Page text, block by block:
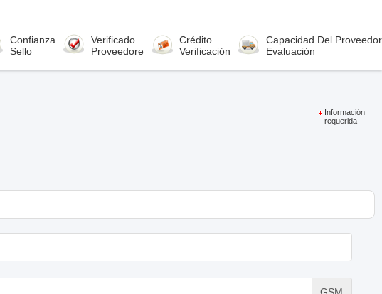
Confianza
Sello
Verificado
Proveedore
Crédito
Verificación
Capacidad Del Proveedor
Evaluación
Información
requerida